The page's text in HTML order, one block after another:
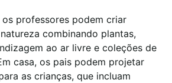
os professores podem criar
combinando plantas,
ao ar livre e coleções de
casa, os pais podem projetar
as crianças, que incluam